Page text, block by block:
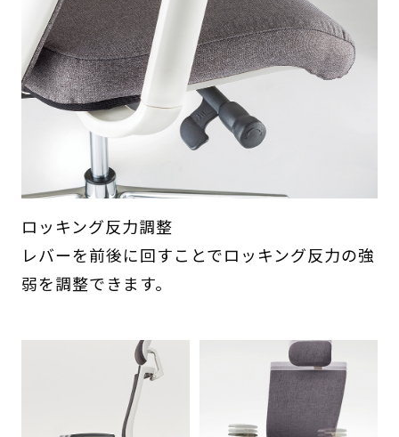
ロッキング反力調整
レバーを前後に回すことでロッキング反力の強
弱を調整できます。